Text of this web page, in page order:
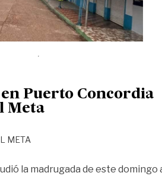
Puerto Concordia
Meta
META
la madrugada de este domingo